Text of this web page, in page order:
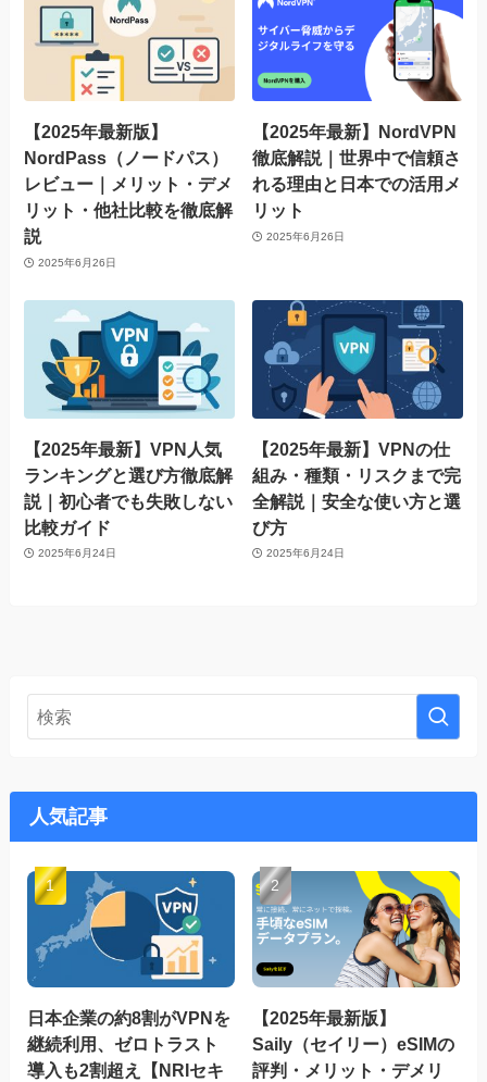
【2025年最新版】
NordPass（ノードパス）
レビュー｜メリット・デメ
リット・他社比較を徹底解
説
2025年6月26日
【2025年最新】NordVPN
徹底解説｜世界中で信頼さ
れる理由と日本での活用メ
リット
2025年6月26日
【2025年最新】VPN人気
ランキングと選び方徹底解
説｜初心者でも失敗しない
比較ガイド
2025年6月24日
【2025年最新】VPNの仕
組み・種類・リスクまで完
全解説｜安全な使い方と選
び方
2025年6月24日
人気記事
日本企業の約8割がVPNを
継続利用、ゼロトラスト
導入も2割超え【NRIセキ
【2025年最新版】
Saily（セイリー）eSIMの
評判・メリット・デメリ